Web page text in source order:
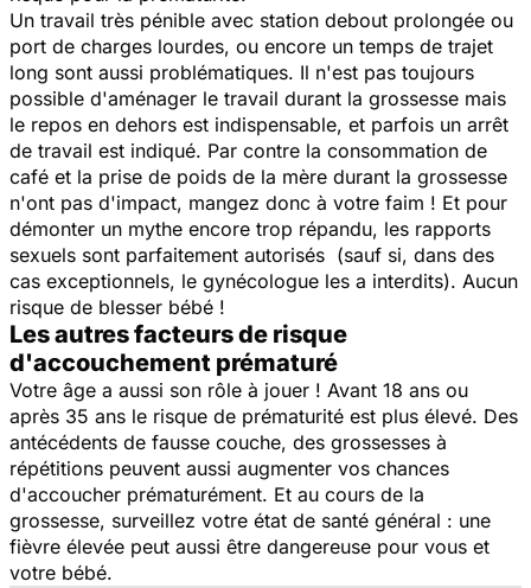
Un travail très pénible avec station debout prolongée ou
port de charges lourdes, ou encore un temps de trajet
long sont aussi problématiques. Il n'est pas toujours
possible d'aménager le travail durant la grossesse mais
le repos en dehors est indispensable, et parfois un arrêt
de travail est indiqué. Par contre la consommation de
café et la prise de poids de la mère durant la grossesse
n'ont pas d'impact, mangez donc à votre faim ! Et pour
démonter un mythe encore trop répandu, les rapports
sexuels sont parfaitement autorisés (sauf si, dans des
cas exceptionnels, le gynécologue les a interdits). Aucun
risque de blesser bébé !
Les autres facteurs de risque
d'accouchement prématuré
Votre âge a aussi son rôle à jouer ! Avant 18 ans ou
après 35 ans le risque de prématurité est plus élevé. Des
antécédents de fausse couche, des grossesses à
répétitions peuvent aussi augmenter vos chances
d'accoucher prématurément. Et au cours de la
grossesse, surveillez votre état de santé général : une
fièvre élevée peut aussi être dangereuse pour vous et
votre bébé.